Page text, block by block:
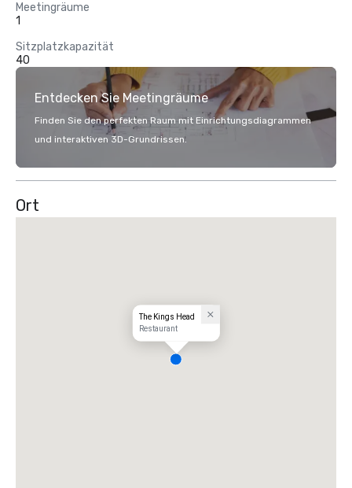
Meetingräume
1
Sitzplatzkapazität
40
Entdecken Sie Meetingräume
Finden Sie den perfekten Raum mit Einrichtungsdiagrammen
und interaktiven 3D-Grundrissen.
Ort
The Kings Head
Restaurant